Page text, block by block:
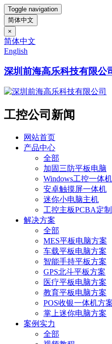
Toggle navigation
简体中文
×
简体中文
English
深圳前海高乐科技有限公
工控公司新闻
网站首页
产品中心
全部
加固三防平板电脑
Windows工控一体机
安卓触摸屏一体机
迷你小电脑主机
工控主板PCBA定制
解决方案
全部
MES平板电脑方案
车载平板电脑方案
智能手持平板方案
GPS北斗平板方案
医疗平板电脑方案
教育平板电脑方案
POS收银一体机方
掌上迷你电脑方案
案例实力
全部